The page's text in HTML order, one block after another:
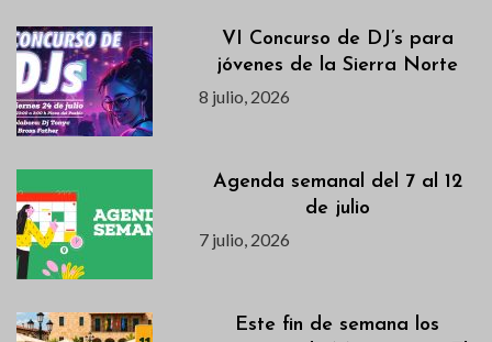
VI Concurso de DJ’s para
jóvenes de la Sierra Norte
8 julio, 2026
Agenda semanal del 7 al 12
de julio
7 julio, 2026
Este fin de semana los